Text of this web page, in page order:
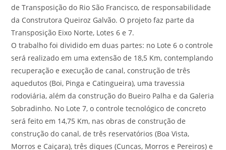
de Transposição do Rio São Francisco, de responsabilidade
da Construtora Queiroz Galvão. O projeto faz parte da
Transposição Eixo Norte, Lotes 6 e 7.
O trabalho foi dividido em duas partes: no Lote 6 o controle
será realizado em uma extensão de 18,5 Km, contemplando
recuperação e execução de canal, construção de três
aquedutos (Boi, Pinga e Catingueira), uma travessia
rodoviária, além da construção do Bueiro Palha e da Galeria
Sobradinho. No Lote 7, o controle tecnológico de concreto
será feito em 14,75 Km, nas obras de construção de
construção do canal, de três reservatórios (Boa Vista,
Morros e Caiçara), três diques (Cuncas, Morros e Pereiros) e